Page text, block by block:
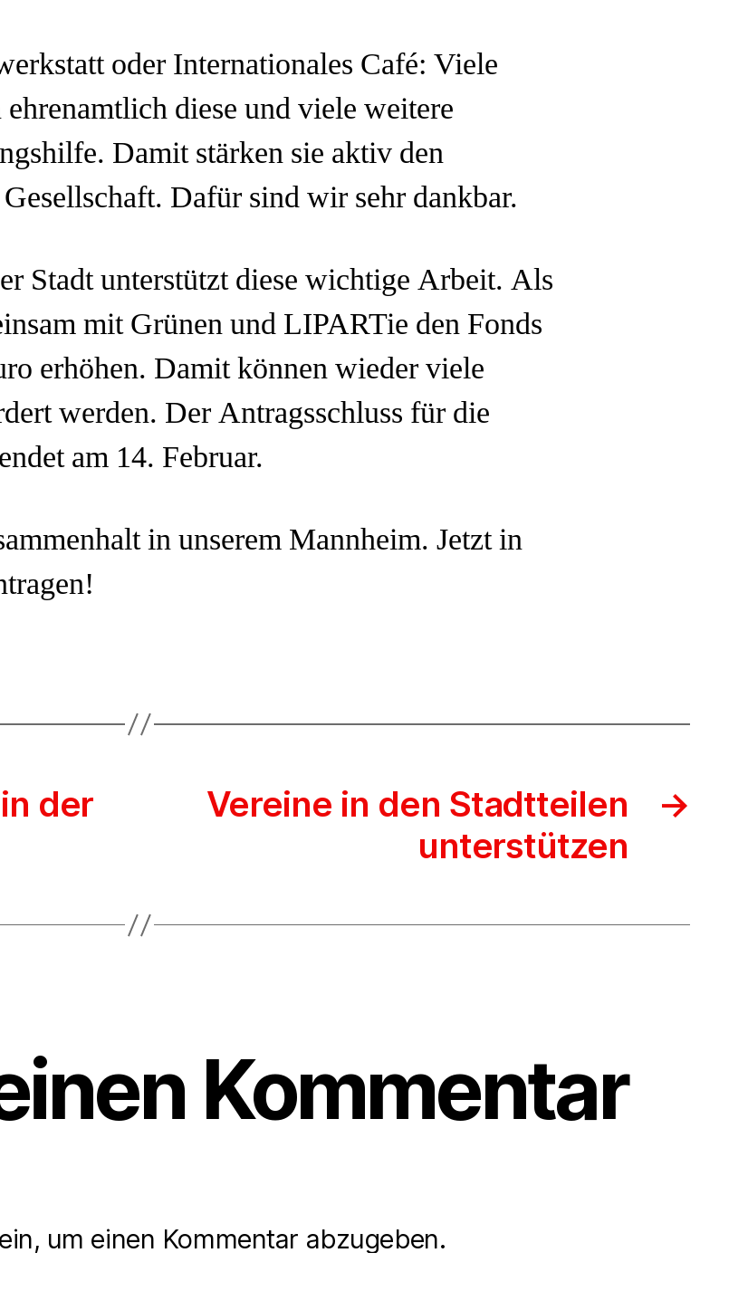
oder Internationales Café: Viele
diese und viele weitere
Damit stärken sie aktiv den
Dafür sind wir sehr dankbar.
Stadt unterstützt diese wichtige Arbeit. Als
mit Grünen und LIPARTie den Fonds
erhöhen. Damit können wieder viele
werden. Der Antragsschluss für die
am 14. Februar.
in unserem Mannheim. Jetzt in
der
→
Vereine in den Stadtteilen
unterstützen
Kommentar
um einen Kommentar abzugeben.